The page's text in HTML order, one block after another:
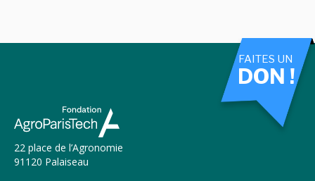
22 place de l’Agronomie
91120 Palaiseau
FAITES UN
DON !